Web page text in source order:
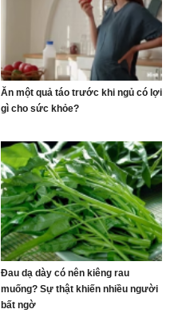
Ăn một quả táo trước khi ngủ có lợi
gì cho sức khỏe?
Đau dạ dày có nên kiêng rau
muống? Sự thật khiến nhiều người
bất ngờ